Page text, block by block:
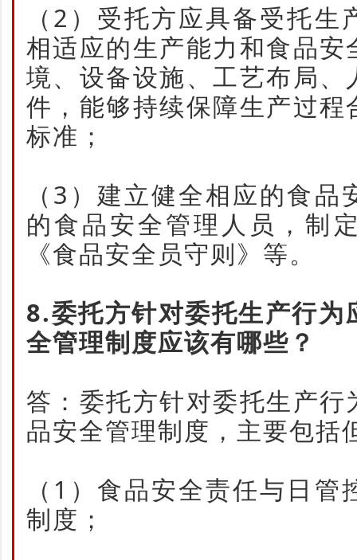
（2）受托方应具备受托
相适应的生产能力和食品
境、设备设施、工艺布局
件，能够持续保障生产过
标准；
（3）建立健全相应的食
的食品安全管理人员，制
《食品安全员守则》等。
8.委托方针对委托生产行
全管理制度应该有哪些？
答：委托方针对委托生产
品安全管理制度，主要包括
（1）食品安全责任与日
制度；